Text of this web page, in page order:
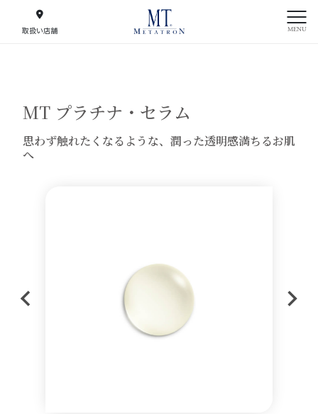
取扱い店舗 MENU
MT プラチナ・セラム
思わず触れたくなるような、潤った透明感満ちるお肌
へ